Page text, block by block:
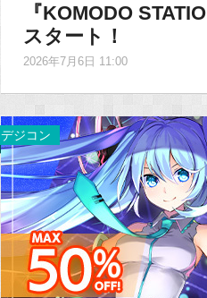
『KOMODO
スタート！
2026年7月6日 11:00
デジコン